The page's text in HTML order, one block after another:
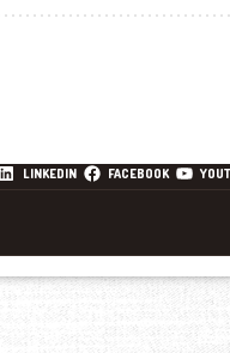
LINKEDIN FACEBOOK